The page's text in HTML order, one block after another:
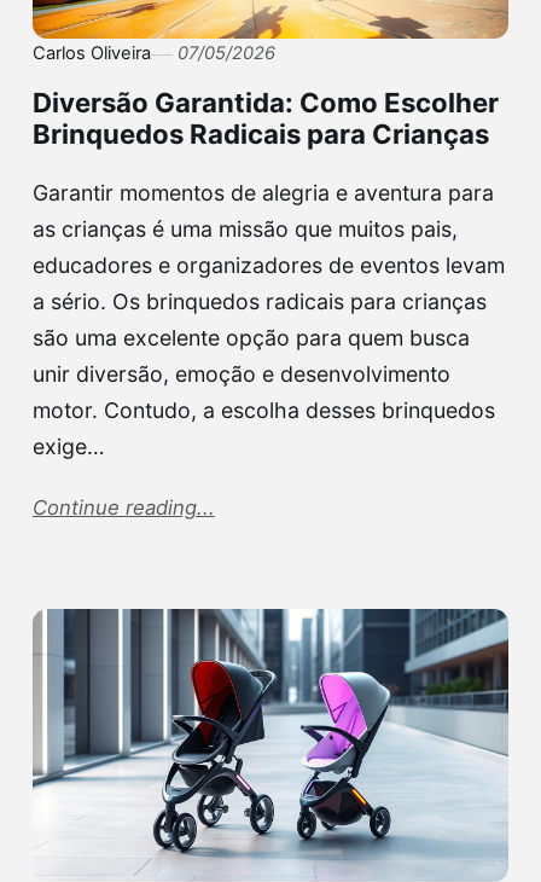
Carlos Oliveira 07/05/2026
Diversão Garantida: Como Escolher
Brinquedos Radicais para Crianças
Garantir momentos de alegria e aventura para
as crianças é uma missão que muitos pais,
educadores e organizadores de eventos levam
a sério. Os brinquedos radicais para crianças
são uma excelente opção para quem busca
unir diversão, emoção e desenvolvimento
motor. Contudo, a escolha desses brinquedos
exige…
Continue reading...